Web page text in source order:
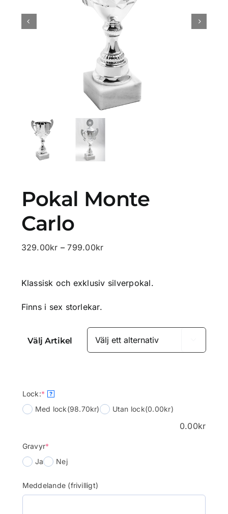
Pokal Monte
Carlo
329.00kr – 799.00krPrisintervall:
799.00kr
Klassisk och exklusiv silverpokal.
Finns i sex storlekar.
Välj Artikel
Lock:* (required)
?
Med lock(98.70kr) Utan lock(0.00kr)
0.00kr
Gravyr*
Ja
Nej
Meddelande (frivilligt)